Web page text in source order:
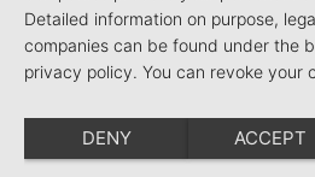
Detailed information on purpose,
companies can be found under the
privacy policy. You can revoke your
DENY ACCEPT